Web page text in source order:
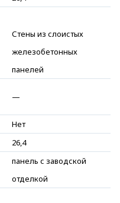
Стены из слоистых
железобетонных
панелей
—
Нет
26,4
панель с заводской
отделкой